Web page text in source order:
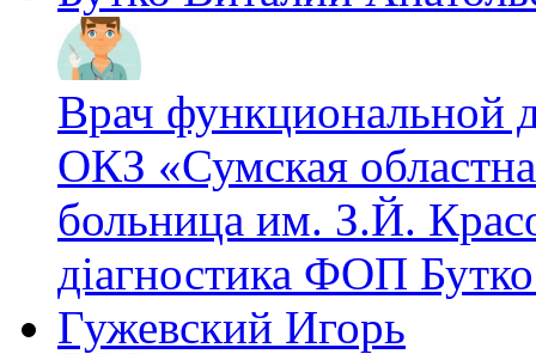
Врач функциональной
ОКЗ «Сумская
больница им. З.Й.
діагностика ФОП
Гужевский Игорь